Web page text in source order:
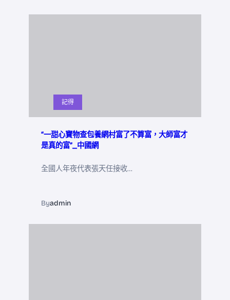
記得
“一甜心寶物查包養網村富了不算富，大師富才
是真的富”_中國網
全國人年夜代表張天任接收…
Byadmin